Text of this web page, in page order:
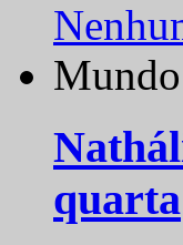
Mundo
quarta